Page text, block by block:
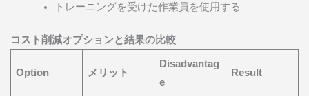
トレーニングを受けた作業員を使用する
コスト削減オプションと結果の比較
Option メリット
Disadvantag
e
Result